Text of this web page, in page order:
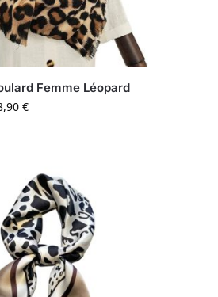
Femme Léopard
€